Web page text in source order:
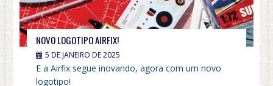
NOVO LOGOTIPO AIRFIX!
5 DE JANEIRO DE 2025
E a Airfix segue inovando, agora com um novo
logotipo!